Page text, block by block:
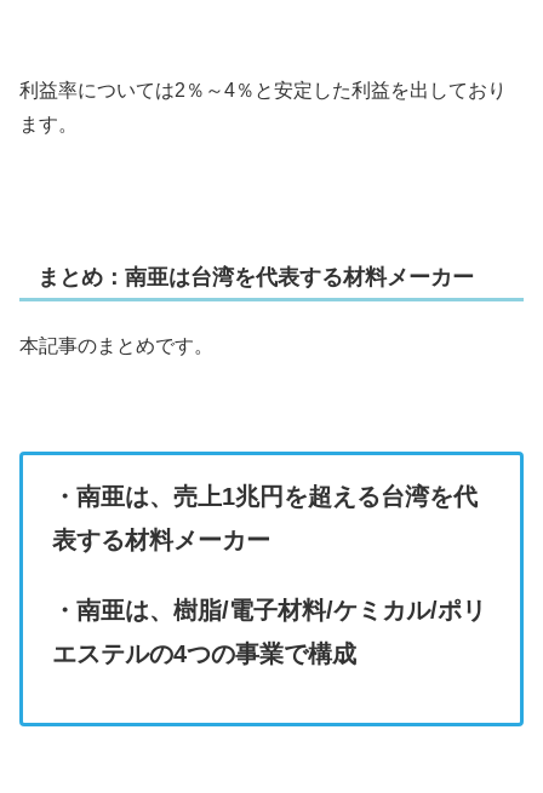
利益率については2％～4％と安定した利益を出しており
ます。
まとめ：南亜は台湾を代表する材料メーカー
本記事のまとめです。
・南亜は、売上1兆円を超える台湾を代
表する材料メーカー
・南亜は、樹脂/電子材料/ケミカル/ポリ
エステルの4つの事業で構成